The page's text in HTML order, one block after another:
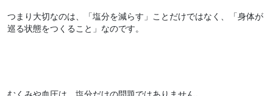
つまり大切なのは、「塩分を減らす」ことだけではなく、「身体が
巡る状態をつくること」なのです。
むくみや血圧は、塩分だけの問題ではありません。